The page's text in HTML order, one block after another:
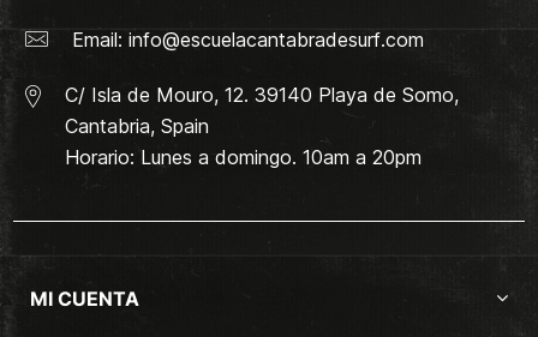
Email: info@escuelacantabradesurf.com
C/ Isla de Mouro, 12. 39140 Playa de Somo,
Cantabria, Spain
Horario: Lunes a domingo. 10am a 20pm
MI CUENTA